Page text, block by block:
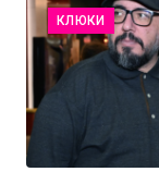
КЛЮКИ